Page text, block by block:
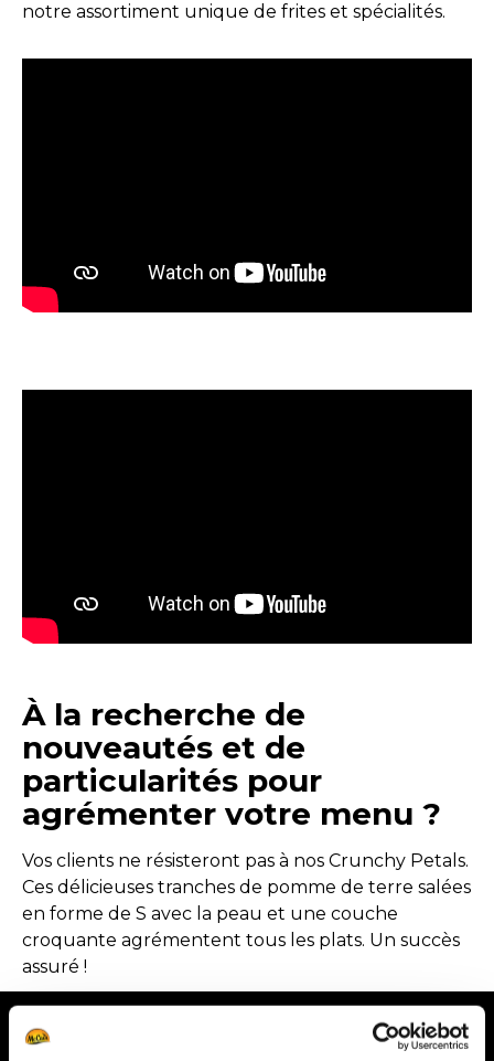
notre assortiment unique de frites et spécialités.
À la recherche de
nouveautés et de
particularités pour
agrémenter votre menu ?
Vos clients ne résisteront pas à nos Crunchy Petals.
Ces délicieuses tranches de pomme de terre salées
en forme de S avec la peau et une couche
croquante agrémentent tous les plats. Un succès
assuré !